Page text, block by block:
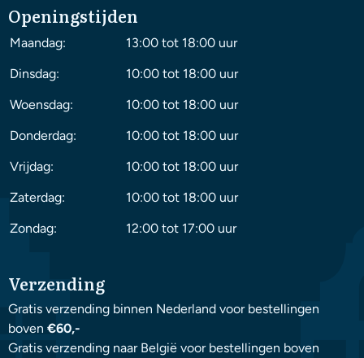
Openingstijden
Maandag:
13:00 tot 18:00 uur
Dinsdag:
10:00 tot 18:00 uur
Woensdag:
10:00 tot 18:00 uur
Donderdag:
10:00 tot 18:00 uur
Vrijdag:
10:00 tot 18:00 uur
Zaterdag:
10:00 tot 18:00 uur
Zondag:
12:00 tot 17:00 uur
Verzending
Gratis verzending binnen Nederland voor bestellingen
boven €60,-
Gratis verzending naar België voor bestellingen boven